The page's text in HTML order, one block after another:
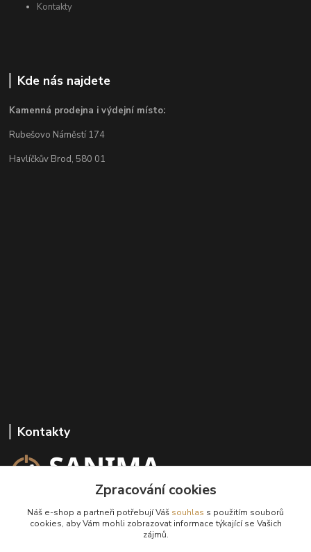
Kontakty
Kde nás najdete
Kamenná prodejna i výdejní místo:
Rubešovo Náměstí 174
Havlíčkův Brod, 580 01
Kontakty
+420 602 647 136
(Po-Pá, 9-18 hod.)
Zpracování cookies
Náš e-shop a partneři potřebují Váš souhlas s použitím souborů
cookies, aby Vám mohli zobrazovat informace týkající se Vašich
zájmů.